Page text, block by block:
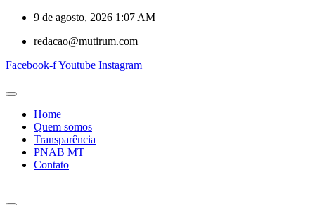
9 de agosto, 2026 1:07 AM
redacao@mutirum.com
Facebook-fYoutube Instagram
Home
Quem somos
Transparência
PNAB MT
Contato